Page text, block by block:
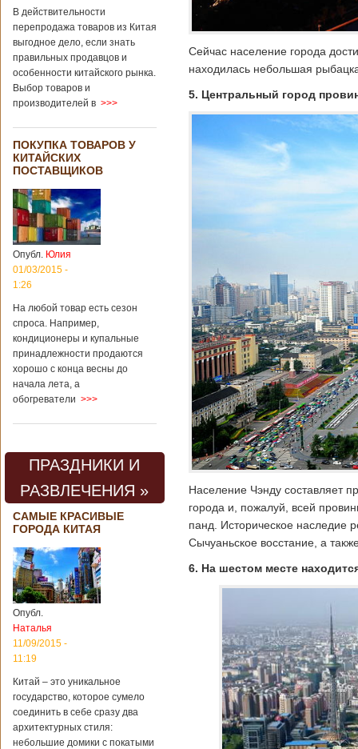
В действительности
перепродажа товаров из Китая
выгодное дело, если знать
правильных продавцов и
особенности китайского рынка.
Выбор товаров и
производителей в >>>
ПОКУПКА ТОВАРОВ У
КИТАЙСКИХ
ПОСТАВЩИКОВ
Опубл. Юлия
01/03/2015 -
1:26
На любой товар есть сезон
спроса. Например,
кондиционеры и купальные
принадлежности продаются
хорошо с конца весны до
начала лета, а
обогреватели >>>
ПРАЗДНИКИ И
РАЗВЛЕЧЕНИЯ »
САМЫЕ КРАСИВЫЕ
ГОРОДА КИТАЯ
Опубл.
Наталья
11/09/2015 -
11:19
Китай – это уникальное
государство, которое сумело
соединить в себе сразу два
архитектурных стиля:
небольшие домики с покатыми
Сейчас население города
находилась небольшая
5. Центральный город
Население Чэнду составляет
города и, пожалуй, всей
панд. Историческое наследие
Сычуаньское восстание, а
6. На шестом месте